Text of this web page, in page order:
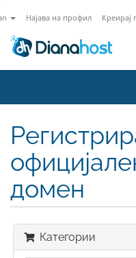
Најава на профил Креирај
домен
Категории